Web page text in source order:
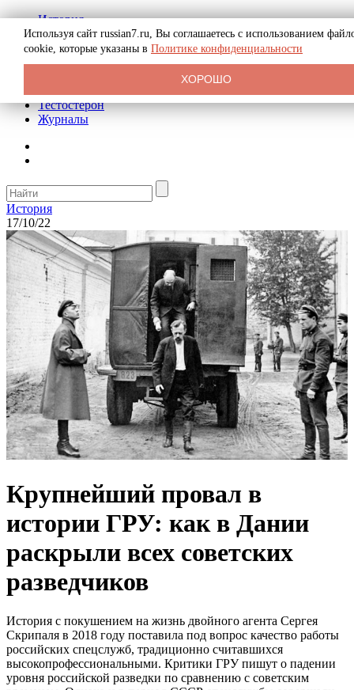
История
Биография
Криминал
Реклама на сайте
Тестостерон
Журналы
История
17/10/22
Крупнейший провал в
истории ГРУ: как в Дании
раскрыли всех советских
разведчиков
История с покушением на жизнь двойного агента Сергея
Скрипаля в 2018 году поставила под вопрос качество работы
российских спецслужб, традиционно считавшихся
высокопрофессиональными. Критики ГРУ пишут о падении
уровня российской разведки по сравнению с советским
Используя сайт russian7.ru, Вы соглашаетесь с использованием
cookie, которые указаны в Политике конфиденциальности
ХОРОШО